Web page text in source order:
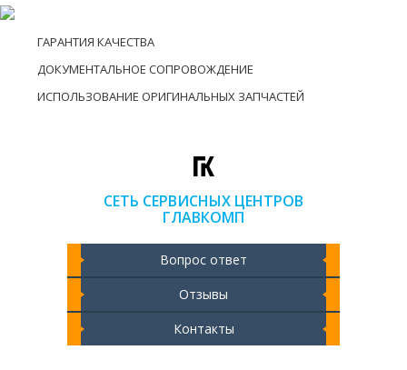
СЕТЬ СЕРВИСНЫХ ЦЕНТРОВ
ГЛАВКОМП
Вопрос ответ
Отзывы
Контакты
ГАРАНТИЯ КАЧЕСТВА
ДОКУМЕНТАЛЬНОЕ СОПРОВОЖДЕНИЕ
ИСПОЛЬЗОВАНИЕ ОРИГИНАЛЬНЫХ ЗАПЧАСТЕЙ